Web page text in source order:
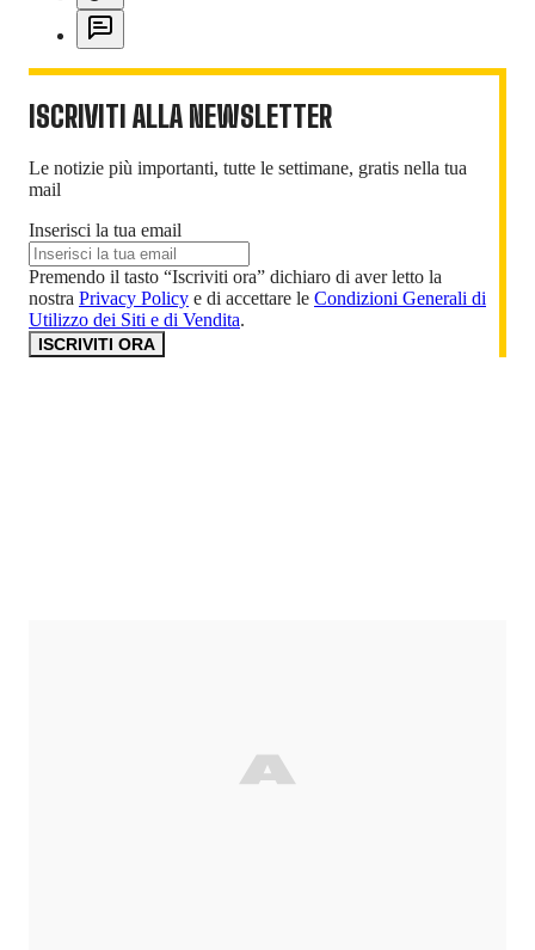
ISCRIVITI ALLA NEWSLETTER
Le notizie più importanti, tutte le settimane, gratis nella tua
mail
Inserisci la tua email
Premendo il tasto “Iscriviti ora” dichiaro di aver letto la
nostra Privacy Policy e di accettare le Condizioni Generali di
Utilizzo dei Siti e di Vendita.
ISCRIVITI ORA